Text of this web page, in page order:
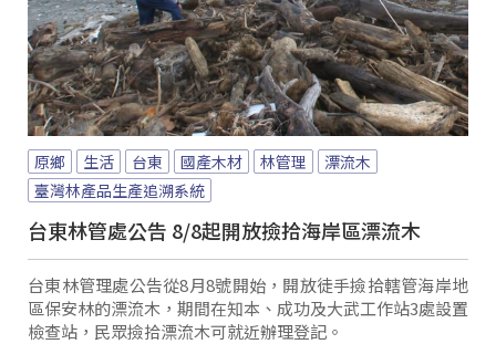
原鄉 生活 台東 國產木材 林管理
漂流木
臺灣林產品生產追溯系統
台東林管處公告 8/8起開放撿拾海岸區漂流木
台東林管理處公告從8月8號開始，開放徒手撿拾轄管海岸地
區保安林的漂流木，期間在知本、成功及大武工作站3處設置
檢查站，民眾撿拾漂流木可就近辦理登記。